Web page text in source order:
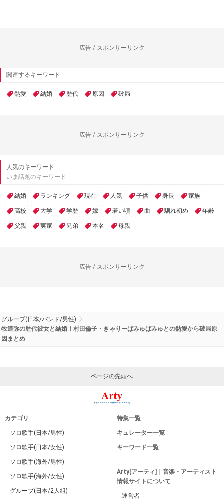
広告 / スポンサーリンク
関連するキーワード
熱愛 結婚 歴代 原因 破局
広告 / スポンサーリンク
人気のキーワード
いま話題のキーワード
結婚 ランキング 現在 人気 子供 身長 家族
高校 大学 学歴 嫁 若い頃 曲 馴れ初め 年齢
父親 実家 兄弟 本名 母親
広告 / スポンサーリンク
グループ(日本/バンド/男性)
牧達弥の歴代彼女と結婚！村田倫子・きゃりーぱみゅぱみゅとの熱愛から破局原
因まとめ
ページの先頭へ
カテゴリ
ソロ歌手(日本/男性)
ソロ歌手(日本/女性)
ソロ歌手(海外/男性)
ソロ歌手(海外/女性)
グループ(日本/2人組)
特集一覧
キュレーター一覧
キーワード一覧
Arty[アーティ]｜音楽・アーティスト
情報サイトについて
運営者